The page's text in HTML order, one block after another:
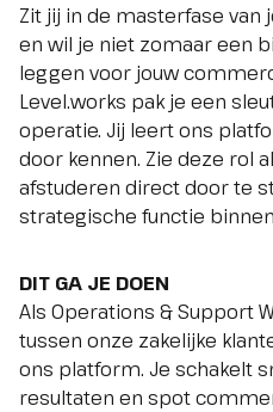
Zit jij in de masterfase van
en wil je niet zomaar een
leggen voor jouw
Level.works pak je een
operatie. Jij leert ons
door kennen. Zie deze rol
afstuderen direct door te
strategische functie
DIT GA JE DOEN
Als Operations & Support
tussen onze zakelijke
ons platform. Je schakelt
resultaten en spot